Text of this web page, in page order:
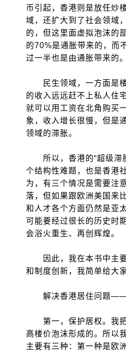
币引起，香港则是放任炒
域，还扩大到了社会领域
的，但这里面虚拟泡沫的
的70%是通胀带来的，而
过一半也是由通胀带来的
民生领域，一方面是楼
的收入远远赶不上私人住
就可以用工资在北角购买
象，收入增长很慢，但是
领域的滞胀。
所以，香港的“超级滞胀
个结构性难题，也是香港
为，有三个情况是需要注
落，但如果跟欧洲美国来
和人才各个方面仍然是亚
可能要经过很长的历史时
会浴火重生、再创辉煌。
因此，我在本书中主要
和制度创新，我简单给大
解决香港居住问题
第一，保护居权。我把
高楼价泡沫形成的。所以
主要有三种：第一种是欧